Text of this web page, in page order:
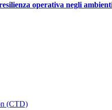
operativa negli
(CTD)